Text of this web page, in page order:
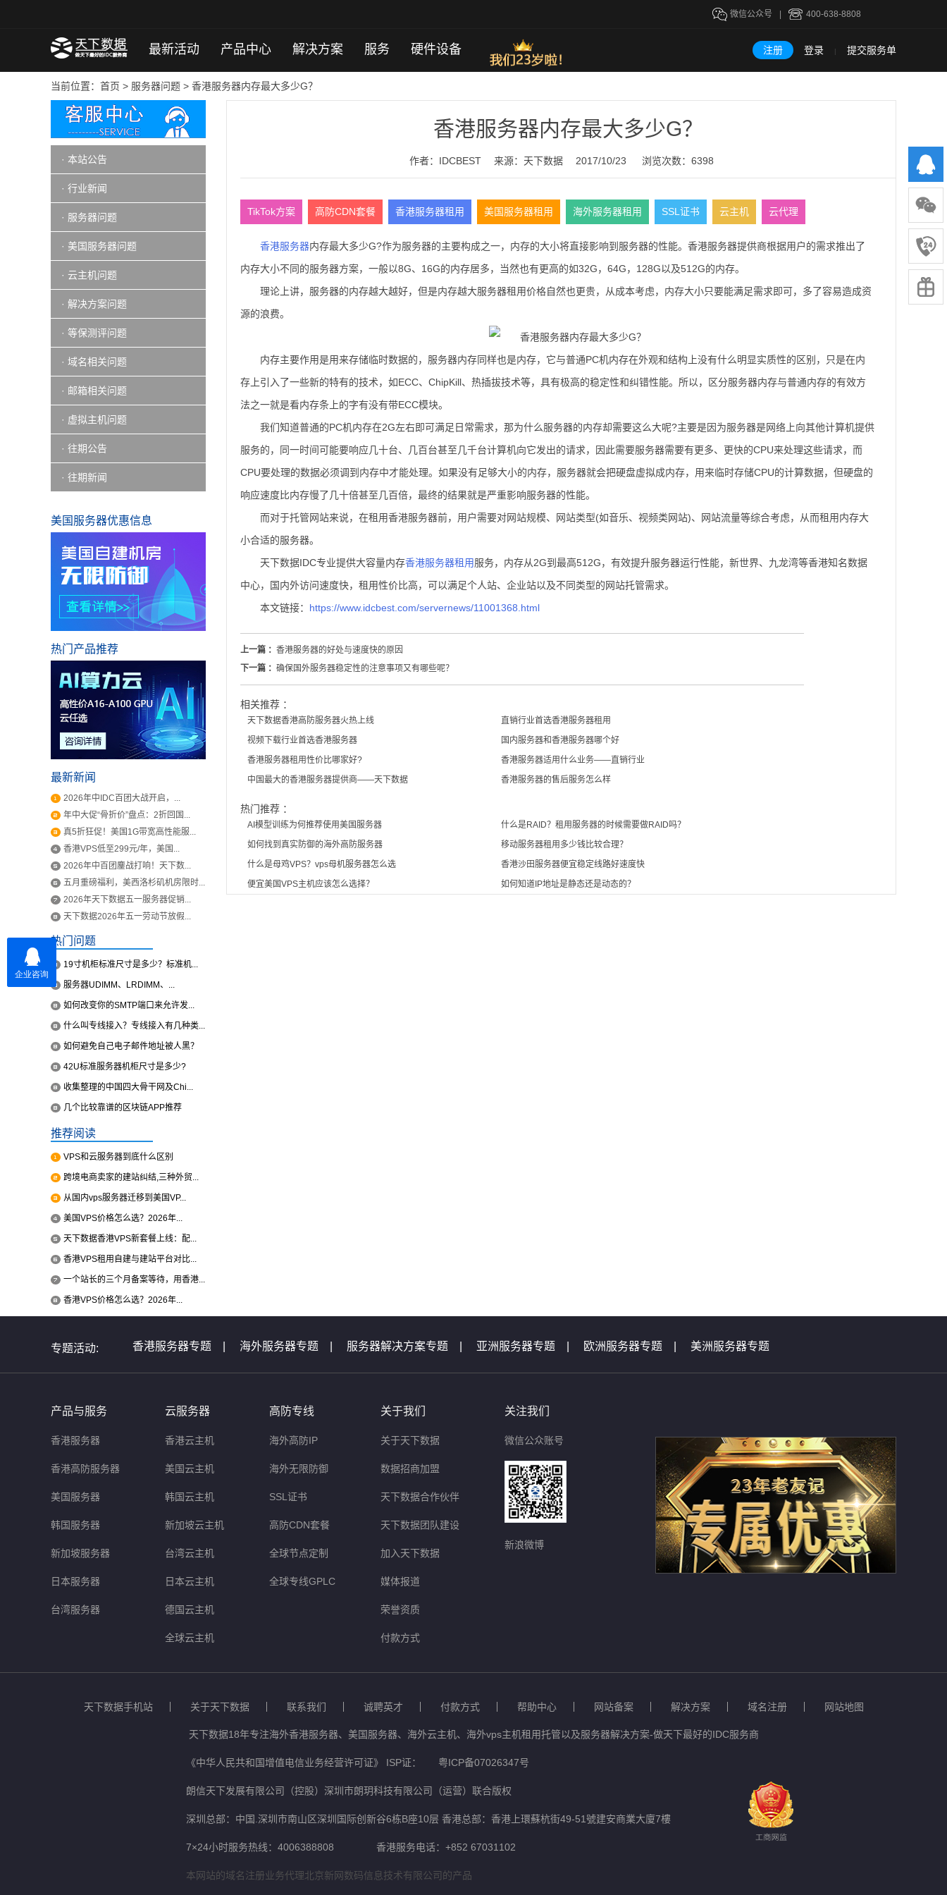
400-638-8808
微信公众号
最新活动 产品中心 解决方案 服务 硬件设备 注册 登录 | 提交服务单
当前位置： 首页 > 服务器问题 > 香港服务器内存最大多少G？
· 本站公告
· 行业新闻
· 服务器问题
· 美国服务器问题
· 云主机问题
· 解决方案问题
· 等保测评问题
· 域名相关问题
· 邮箱相关问题
· 虚拟主机问题
· 往期公告
· 往期新闻
美国服务器优惠信息
热门产品推荐
最新新闻
2026年中IDC百团大战开启，...
年中大促“骨折价”盘点：2折回国...
真5折狂促！美国1G带宽高性能服...
香港VPS低至299元/年，美国...
2026年中百团鏖战打响！天下数...
五月重磅福利，美西洛杉矶机房限时...
2026年天下数据五一服务器促销...
天下数据2026年五一劳动节放假...
热门问题
19寸机柜标准尺寸是多少？标准机...
服务器UDIMM、LRDIMM、...
如何改变你的SMTP端口来允许发...
什么叫专线接入？专线接入有几种类...
如何避免自己电子邮件地址被人黑？
42U标准服务器机柜尺寸是多少?
收集整理的中国四大骨干网及Chi...
几个比较靠谱的区块链APP推荐
推荐阅读
VPS和云服务器到底什么区别
跨境电商卖家的建站纠结,三种外贸...
从国内vps服务器迁移到美国VP...
美国VPS价格怎么选？2026年...
天下数据香港VPS新套餐上线：配...
香港VPS租用自建与建站平台对比...
一个站长的三个月备案等待，用香港...
香港VPS价格怎么选？2026年...
香港服务器内存最大多少G？
作者：IDCBEST 来源： 天下数据 2017/10/23 浏览次数：6398
TikTok方案 高防CDN套餐 香港服务器租用 美国服务器租用 海外服务器租用 SSL证书 云主机 云代理
香港服务器内存最大多少G?作为服务器的主要构成之一，内存的大小将直接影响到服务器的性能。香港服务器提供商根据用户的需求推出了
内存大小不同的服务器方案，一般以8G、16G的内存居多，当然也有更高的如32G，64G，128G以及512G的内存。
理论上讲，服务器的内存越大越好，但是内存越大服务器租用价格自然也更贵，从成本考虑，内存大小只要能满足需求即可，多了容易造成资
源的浪费。
内存主要作用是用来存储临时数据的，服务器内存同样也是内存，它与普通PC机内存在外观和结构上没有什么明显实质性的区别，只是在内
存上引入了一些新的特有的技术，如ECC、ChipKill、热插拔技术等，具有极高的稳定性和纠错性能。所以，区分服务器内存与普通内存的有效方
法之一就是看内存条上的字有没有带ECC模块。
我们知道普通的PC机内存在2G左右即可满足日常需求，那为什么服务器的内存却需要这么大呢?主要是因为服务器是网络上向其他计算机提供
服务的，同一时间可能要响应几十台、几百台甚至几千台计算机向它发出的请求，因此需要服务器需要有更多、更快的CPU来处理这些请求，而
CPU要处理的数据必须调到内存中才能处理。如果没有足够大小的内存，服务器就会把硬盘虚拟成内存，用来临时存储CPU的计算数据，但硬盘的
响应速度比内存慢了几十倍甚至几百倍，最终的结果就是严重影响服务器的性能。
而对于托管网站来说，在租用香港服务器前，用户需要对网站规模、网站类型(如音乐、视频类网站)、网站流量等综合考虑，从而租用内存大
小合适的服务器。
天下数据IDC专业提供大容量内存香港服务器租用服务，内存从2G到最高512G，有效提升服务器运行性能，新世界、九龙湾等香港知名数据
中心，国内外访问速度快，租用性价比高，可以满足个人站、企业站以及不同类型的网站托管需求。
本文链接： https://www.idcbest.com/servernews/11001368.html
上一篇 ： 香港服务器的好处与速度快的原因
下一篇 ： 确保国外服务器稳定性的注意事项又有哪些呢？
相关推荐 ：
天下数据香港高防服务器火热上线
直销行业首选香港服务器租用
视频下载行业首选香港服务器
国内服务器和香港服务器哪个好
香港服务器租用性价比哪家好?
香港服务器适用什么业务——直销行业
中国最大的香港服务器提供商——天下数据
香港服务器的售后服务怎么样
热门推荐 ：
AI模型训练为何推荐使用美国服务器
什么是RAID？租用服务器的时候需要做RAID吗？
如何找到真实防御的海外高防服务器
移动服务器租用多少钱比较合理？
什么是母鸡VPS？vps母机服务器怎么选
香港沙田服务器便宜稳定线路好速度快
便宜美国VPS主机应该怎么选择？
如何知道IP地址是静态还是动态的？
专题活动: 香港服务器专题 海外服务器专题 服务器解决方案专题 亚洲服务器专题 欧洲服务器专题 美洲服务器专题
全球服务器介绍专题 | 全球云主机专题 | 服务器专题汇总 | 服务器问题 | 域名问题集锦 | 虚拟主机问题集锦
产品与服务
香港服务器
香港高防服务器
美国服务器
韩国服务器
新加坡服务器
日本服务器
台湾服务器
云服务器
香港云主机
美国云主机
韩国云主机
新加坡云主机
台湾云主机
日本云主机
德国云主机
全球云主机
高防专线
海外高防IP
海外无限防御
SSL证书
高防CDN套餐
全球节点定制
全球专线GPLC
关于我们
关于天下数据
数据招商加盟
天下数据合作伙伴
天下数据团队建设
加入天下数据
媒体报道
荣誉资质
付款方式
关注我们
微信公众账号
新浪微博
天下数据手机站 关于天下数据 联系我们 诚聘英才 付款方式 帮助中心 网站备案 解决方案 域名注册 网站地图
天下数据18年专注海外香港服务器、美国服务器、海外云主机、海外vps主机租用托管以及服务器解决方案-做天下最好的IDC服务商
《中华人民共和国增值电信业务经营许可证》 ISP证： 粤ICP备07026347号
朗信天下发展有限公司（控股）深圳市朗玥科技有限公司（运营）联合版权
深圳总部：中国.深圳市南山区深圳国际创新谷6栋B座10层 香港总部：香港上環蘇杭街49-51號建安商業大廈7樓
7×24小时服务热线：4006388808 香港服务电话：+852 67031102
本网站的域名注册业务代理北京新网数码信息技术有限公司的产品